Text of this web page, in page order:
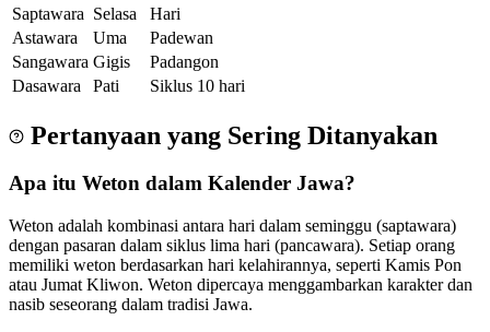
Saptawara Selasa
Hari
Astawara
Uma
Padewan
Sangawara Gigis
Padangon
Dasawara
Pati Siklus 10 hari
Pertanyaan yang Sering Ditanyakan
Apa itu Weton dalam Kalender Jawa?
Weton adalah kombinasi antara hari dalam seminggu (saptawara)
dengan pasaran dalam siklus lima hari (pancawara). Setiap orang
memiliki weton berdasarkan hari kelahirannya, seperti Kamis Pon
atau Jumat Kliwon. Weton dipercaya menggambarkan karakter dan
nasib seseorang dalam tradisi Jawa.